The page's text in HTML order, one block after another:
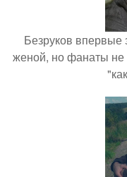
Безруков впервые
женой, но фанаты не